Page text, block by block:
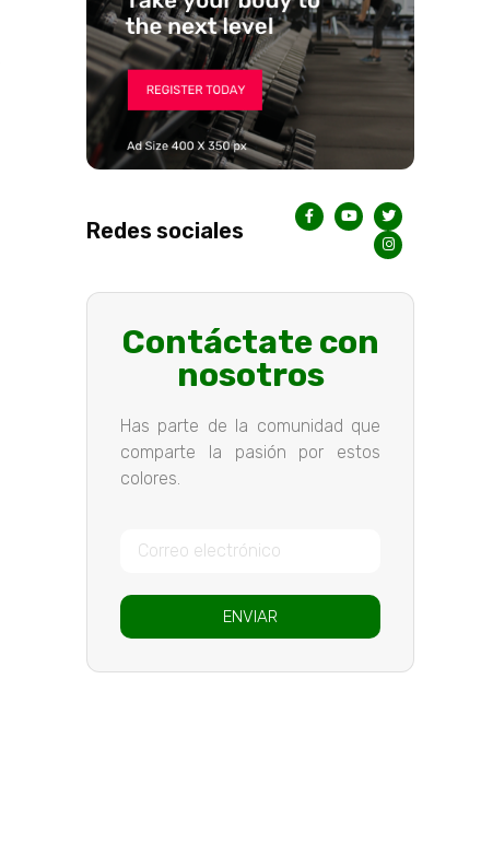
Redes sociales
Contáctate con
nosotros
Has parte de la comunidad que
comparte la pasión por estos
colores.
ENVIAR